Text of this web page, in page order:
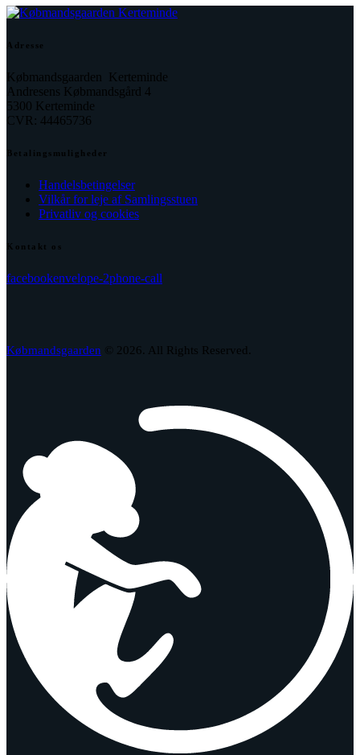
Adresse
Købmandsgaarden Kerteminde
Andresens Købmandsgård 4
5300 Kerteminde
CVR: 44465736
Betalingsmuligheder
Handelsbetingelser
Vilkår for leje af Samlingsstuen
Privatliv og cookies
Kontakt os
facebookenvelope-2phone-call
Købmandsgaarden © 2026. All Rights Reserved.